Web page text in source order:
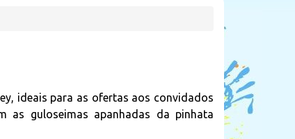
ideais para as ofertas aos convidados
as guloseimas apanhadas da pinhata